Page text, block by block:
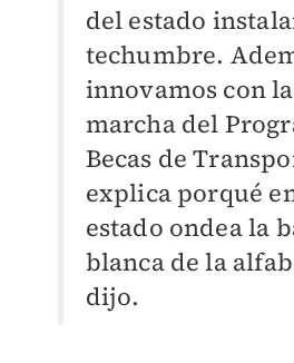
del estado
techumbre.
innovamos con
marcha del
Becas de
explica porqué
estado ondea la
blanca de la
dijo.